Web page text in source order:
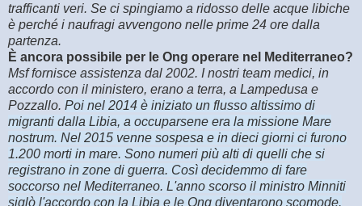
trafficanti veri. Se ci spingiamo a ridosso delle acque libiche
è perché i naufragi avvengono nelle prime 24 ore dalla
partenza.
È ancora possibile per le Ong operare nel Mediterraneo?
Msf fornisce assistenza dal 2002. I nostri team medici, in
accordo con il ministero, erano a terra, a Lampedusa e
Pozzallo. Poi nel 2014 è iniziato un flusso altissimo di
migranti dalla Libia, a occuparsene era la missione Mare
nostrum. Nel 2015 venne sospesa e in dieci giorni ci furono
1.200 morti in mare. Sono numeri più alti di quelli che si
registrano in zone di guerra. Così decidemmo di fare
soccorso nel Mediterraneo. L'anno scorso il ministro Minniti
siglò l'accordo con la Libia e le Ong diventarono scomode.